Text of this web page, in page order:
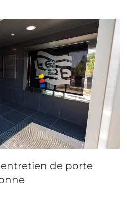
de porte